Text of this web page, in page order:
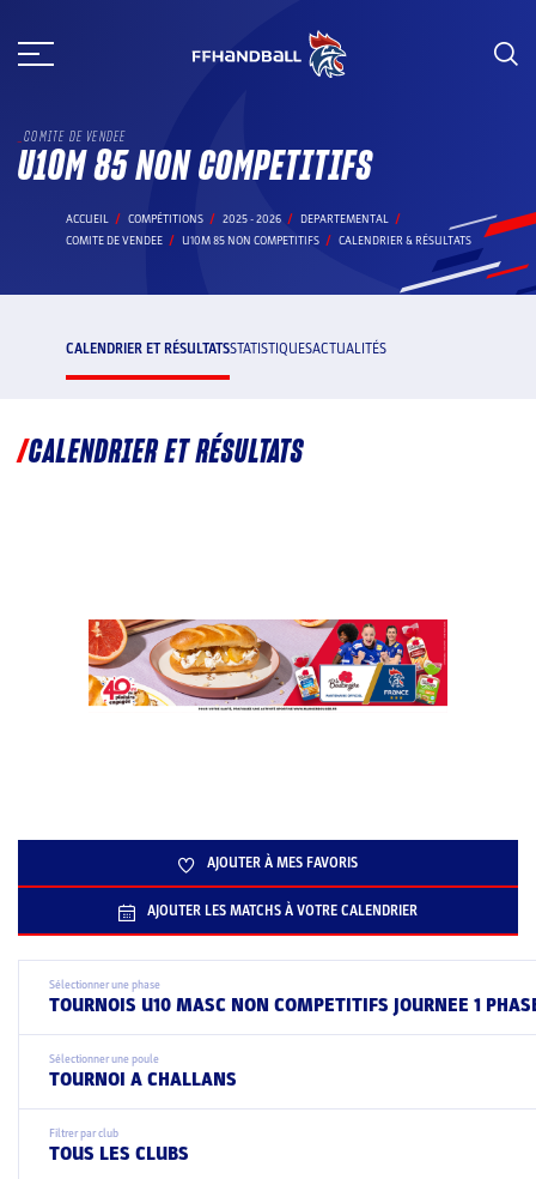
au
COMITE DE VENDEE
U10M 85 NON COMPETITIFS
ACCUEIL COMPÉTITIONS 2025 - 2026
DEPARTEMENTAL
COMITE DE VENDEE
U10M 85 NON COMPETITIFS CALENDRIER & RÉSULTATS
CALENDRIER ET RÉSULTATSSTATISTIQUESACTUALITÉS
CALENDRIER ET RÉSULTATS
AJOUTER À MES FAVORIS
AJOUTER LES MATCHS À VOTRE CALENDRIER
Sélectionner une phase
TOURNOIS U10 MASC NON COMPETITIFS JOURNEE 1
Sélectionner une poule
TOURNOI A CHALLANS
Filtrer par club
TOUS LES CLUBS